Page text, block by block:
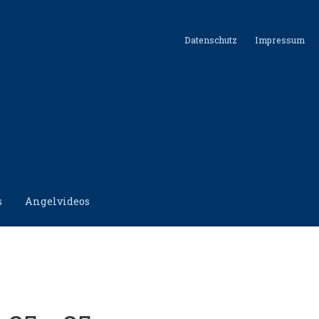
Datenschutz Impressum
Angelvideos